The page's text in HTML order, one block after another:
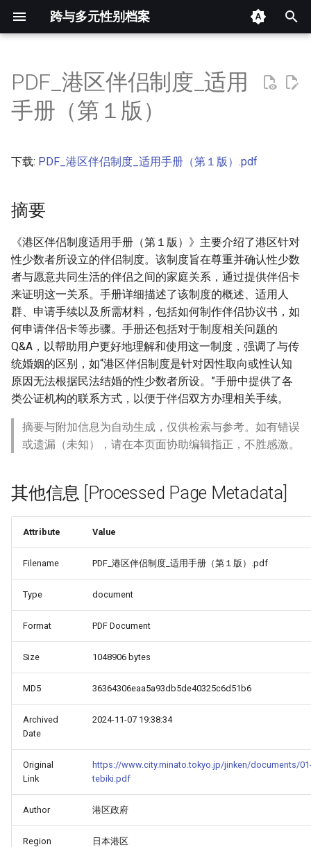
跨与多元性别档案
开
摘要
PDF_港区伴侣制度_适用
手册（第１版）
下载: PDF_港区伴侣制度_适用手册（第１版）.pdf
摘要
《港区伴侣制度适用手册（第１版）》主要介绍了港区针对
性少数者所设立的伴侣制度。该制度旨在尊重并确认性少数
者与愿意共同生活的伴侣之间的家庭关系，通过提供伴侣卡
来证明这一关系。手册详细描述了该制度的概述、适用人
群、申请手续以及所需材料，包括如何制作伴侣协议书，如
何申请伴侣卡等步骤。手册还包括对于制度相关问题的
Q&A，以帮助用户更好地理解和使用这一制度，强调了与传
统婚姻的区别，如“港区伴侣制度是针对因性取向或性认知
原因无法根据民法结婚的性少数者所设。”手册中提供了各
类公证机构的联系方式，以便于伴侣双方办理相关手续。
摘要与附加信息为自动生成，仅供检索与参考。如有错误
或遗漏（未知），请在本页面协助编辑指正，不胜感激。
其他信息 [Processed Page Metadata]
Attribute Value
Filename PDF_港区伴侣制度_适用手册（第１版）.pdf
Type document
Format PDF Document
Size 1048906 bytes
MD5 36364306eaa5a93db5de40325c6d51b6
Archived
Date
2024-11-07 19:38:34
Original
Link
https://www.city.minato.tokyo.jp/jinken/documents/
tebiki.pdf
Author 港区政府
Region 日本港区